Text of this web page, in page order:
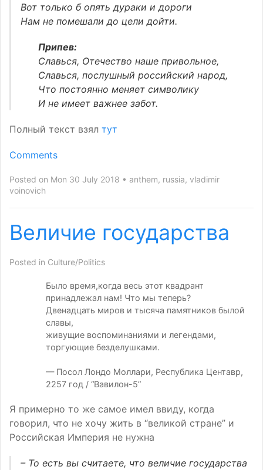
Вот только б опять дураки и дороги
Нам не помешали до цели дойти.
Припев:
Славься, Отечество наше привольное,
Славься, послушный российский народ,
Что постоянно меняет символику
И не имеет важнее забот.
Полный текст взял тут
Comments
Posted on Mon 30 July 2018 anthem, russia, vladimir
voinovich
Величие государства
Posted in Culture/Politics
Было время,когда весь этот квадрант
принадлежал нам! Что мы теперь?
Двенадцать миров и тысяча памятников былой
славы,
живущие воспоминаниями и легендами,
торгующие безделушками.
— Посол Лондо Моллари, Республика Центавр,
2257 год / “Вавилон-5”
Я примерно то же самое имел ввиду, когда
говорил, что не хочу жить в “великой стране” и
Российская Империя не нужна
– То есть вы считаете, что величие государства